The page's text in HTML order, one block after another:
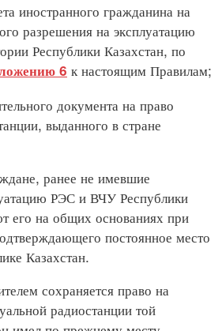
иностранного гражданина на
разрешения на эксплуатацию
Республики Казахстан, по
6 к настоящим Правилам;
документа на право
выданного в стране
ранее не имевшие
РЭС и ВЧУ Республики
его на общих основаниях при
постоянное место
Казахстан.
сохраняется право на
радиостанции той